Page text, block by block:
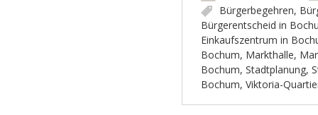
Bürgerbegehren,
Bürgerentscheid in
Einkaufszentrum in
Bochum, Markthalle,
Bochum, Stadtplanung,
Bochum, Viktoria-